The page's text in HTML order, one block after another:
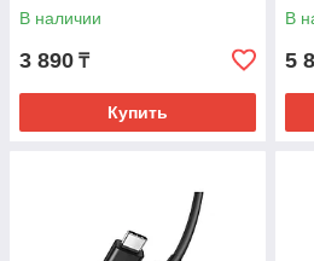
В наличии
3 890 ₸
Купить
В
5